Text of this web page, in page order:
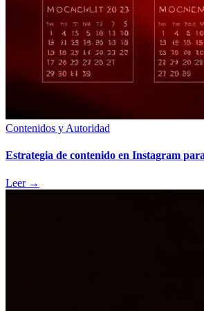
Contenidos y Autoridad
Estrategia de contenido en Instagram
Leer →